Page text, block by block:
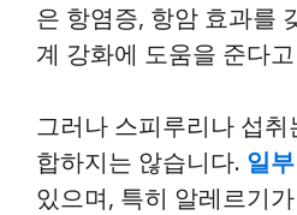
은 항염증, 항암 효과를
계 강화에 도움을 준다
그러나 스피루리나 섭
합하지는 않습니다. 일
있으며, 특히 알레르기